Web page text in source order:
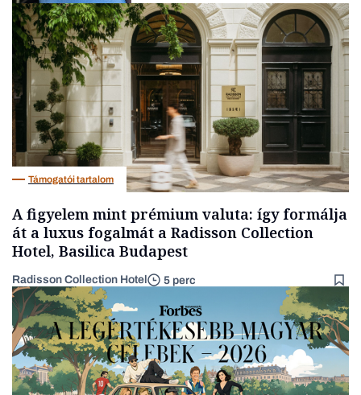
Társadalom
Támogatói tartalom
A figyelem mint prémium valuta: így formálja
át a luxus fogalmát a Radisson Collection
Hotel, Basilica Budapest
Radisson Collection Hotel 5 perc